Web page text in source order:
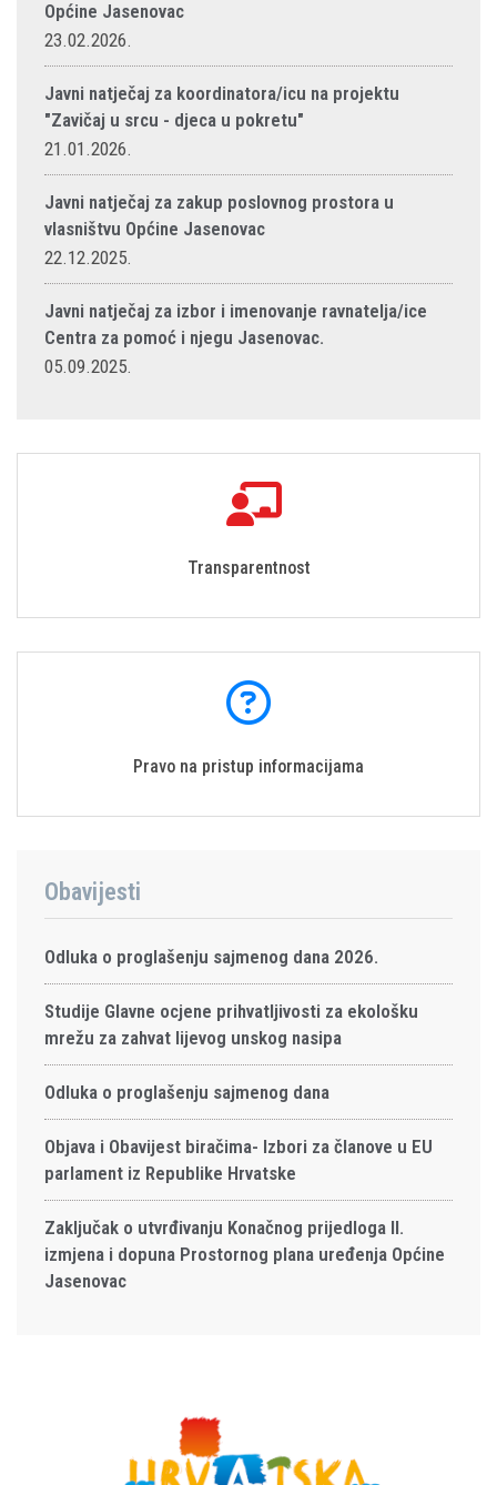
Općine Jasenovac
23.02.2026.
Javni natječaj za koordinatora/icu na projektu
"Zavičaj u srcu - djeca u pokretu"
21.01.2026.
Javni natječaj za zakup poslovnog prostora u
vlasništvu Općine Jasenovac
22.12.2025.
Javni natječaj za izbor i imenovanje ravnatelja/ice
Centra za pomoć i njegu Jasenovac.
05.09.2025.
Transparentnost
Pravo na pristup informacijama
Obavijesti
Odluka o proglašenju sajmenog dana 2026.
Studije Glavne ocjene prihvatljivosti za ekološku
mrežu za zahvat lijevog unskog nasipa
Odluka o proglašenju sajmenog dana
Objava i Obavijest biračima- Izbori za članove u EU
parlament iz Republike Hrvatske
Zaključak o utvrđivanju Konačnog prijedloga II.
izmjena i dopuna Prostornog plana uređenja Općine
Jasenovac